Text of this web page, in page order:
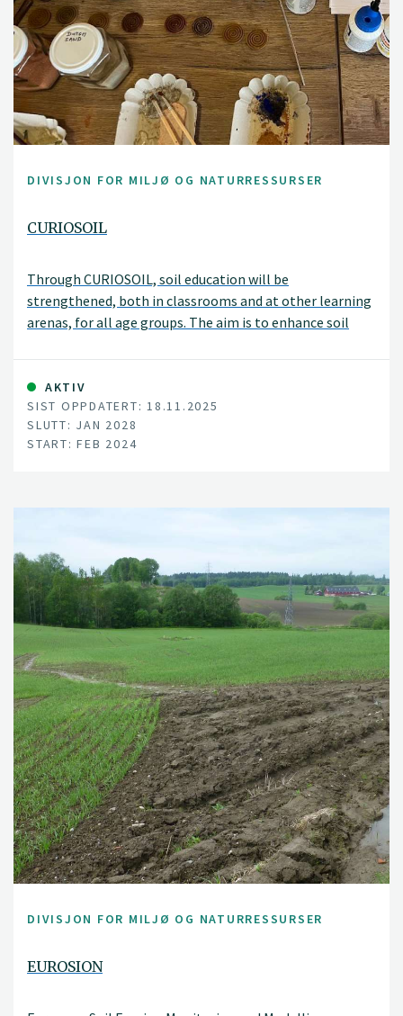
DIVISJON FOR MILJØ OG NATURRESSURSER
CURIOSOIL
Through CURIOSOIL, soil education will be
strengthened, both in classrooms and at other learning
arenas, for all age groups. The aim is to enhance soil
AKTIV
SIST OPPDATERT: 18.11.2025
SLUTT: JAN 2028
START: FEB 2024
DIVISJON FOR MILJØ OG NATURRESSURSER
EUROSION